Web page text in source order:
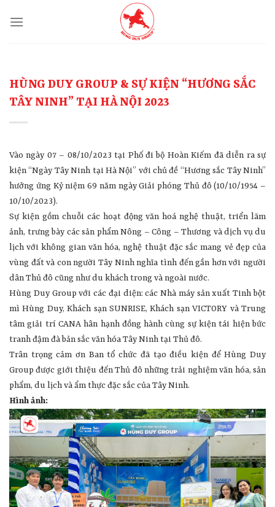
HÙNG DUY GROUP & SỰ KIỆN “HƯƠNG SẮC
TÂY NINH” TẠI HÀ NỘI 2023
Vào ngày 07 – 08/10/2023 tại Phố đi bộ Hoàn Kiếm đã diễn ra sự
kiện “Ngày Tây Ninh tại Hà Nội” với chủ đề “Hương sắc Tây Ninh”
hưởng ứng Kỷ niệm 69 năm ngày Giải phóng Thủ đô (10/10/1954 –
10/10/2023).
Sự kiện gồm chuỗi các hoạt động văn hoá nghệ thuật, triển lãm
ảnh, trưng bày các sản phẩm Nông – Công – Thương và dịch vụ du
lịch với không gian văn hóa, nghệ thuật đặc sắc mang vẻ đẹp của
vùng đất và con người Tây Ninh nghĩa tình đến gần hơn với người
dân Thủ đô cũng như du khách trong và ngoài nước.
Hùng Duy Group với các đại diện: các Nhà máy sản xuất Tinh bột
mì Hùng Duy, Khách sạn SUNRISE, Khách sạn VICTORY và Trung
tâm giải trí CANA hân hạnh đồng hành cùng sự kiện tái hiện bức
tranh đậm đà bản sắc văn hóa Tây Ninh tại Thủ đô.
Trân trọng cảm ơn Ban tổ chức đã tạo điều kiện để Hùng Duy
Group được giới thiệu đến Thủ đô những trải nghiệm văn hóa, sản
phẩm, du lịch và ẩm thực đặc sắc của Tây Ninh.
Hình ảnh: